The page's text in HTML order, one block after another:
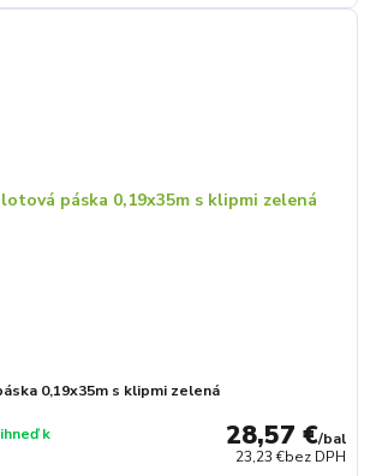
0,19x35m s klipmi zelená
28,57 €/bal
23,23 €bez DPH
k